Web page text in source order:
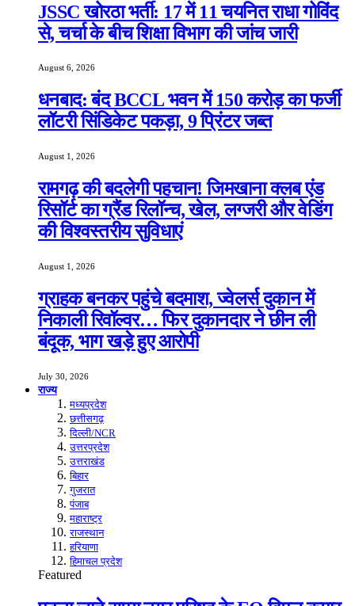
JSSC खोरठा भर्ती: 17 में 11 चयनित राधा गोविंद
से, चर्चा के बीच शिक्षा विभाग की जांच जारी
August 6, 2026
धनबाद: बंद BCCL भवन में 150 करोड़ का फर्जी
लॉटरी सिंडिकेट पकड़ा, 9 प्रिंटर जब्त
August 1, 2026
रामगढ़ की बदलेगी पहचान! जिमखाना क्लब एंड
रिसॉर्ट का ग्रैंड रिलॉन्च, खेल, लग्जरी और वेडिंग
की विश्वस्तरीय सुविधाएं
August 1, 2026
ग्राहक बनकर पहुंचे बदमाश, ज्वेलर्स दुकान में
निकाली रिवॉल्वर… फिर दुकानदार ने छीन ली
बंदूक, भाग खड़े हुए आरोपी
July 30, 2026
राज्य
मध्यप्रदेश
छत्तीसगढ़
दिल्ली/NCR
उत्तरप्रदेश
उत्तराखंड
बिहार
गुजरात
पंजाब
महाराष्ट्र
राजस्थान
हरियाणा
हिमाचल प्रदेश
Featured